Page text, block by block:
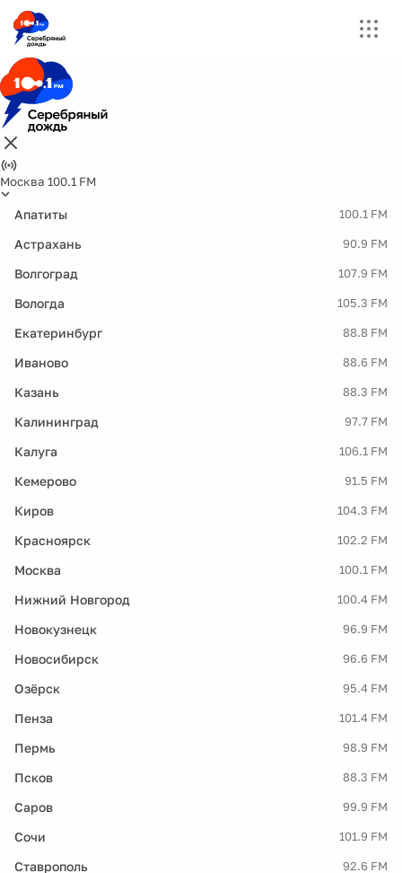
Москва 100.1 FM
Апатиты 100.1 FM
Астрахань 90.9 FM
Волгоград 107.9 FM
Вологда 105.3 FM
Екатеринбург 88.8 FM
Иваново 88.6 FM
Казань 88.3 FM
Калининград 97.7 FM
Калуга 106.1 FM
Кемерово 91.5 FM
Киров 104.3 FM
Красноярск 102.2 FM
Москва 100.1 FM
Нижний Новгород 100.4 FM
Новокузнецк 96.9 FM
Новосибирск 96.6 FM
Озёрск 95.4 FM
Пенза 101.4 FM
Пермь 98.9 FM
Псков 88.3 FM
Саров 99.9 FM
Сочи 101.9 FM
Ставрополь 92.6 FM